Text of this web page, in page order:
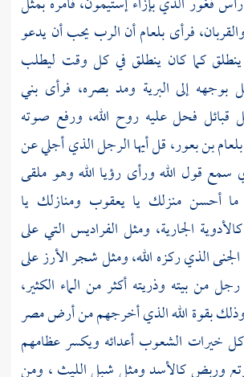
فرأىبلعامأن الرب يحب أن يدعو
ينطلق كما كان ينطلق في كل وقت ليطلب
بوجهه إلى البرية ومد بصره، فرأى بني
قبائل فحل عليه روح الله، ورفع صوته
بلعام بن بعور،قل أيها الرجل الذي أجلي عن
سمع قول الله ورأى رؤيا الله وهو ملقى
ما أحسن منزلك يايعقوب ومنازلك يا
الجارية، ومثل الفراديس التي على
الذي ركزه الله، ومثل شجر الأرز على
من بيته وذريته أكثر من الماء الكثير،
بقوة الله الذي أخرجهم من أرضمصر
خيرات الشعوب أعدائه ويكسر عظامهم
وربض كالأسد ومثل شبل الليث ، ومن